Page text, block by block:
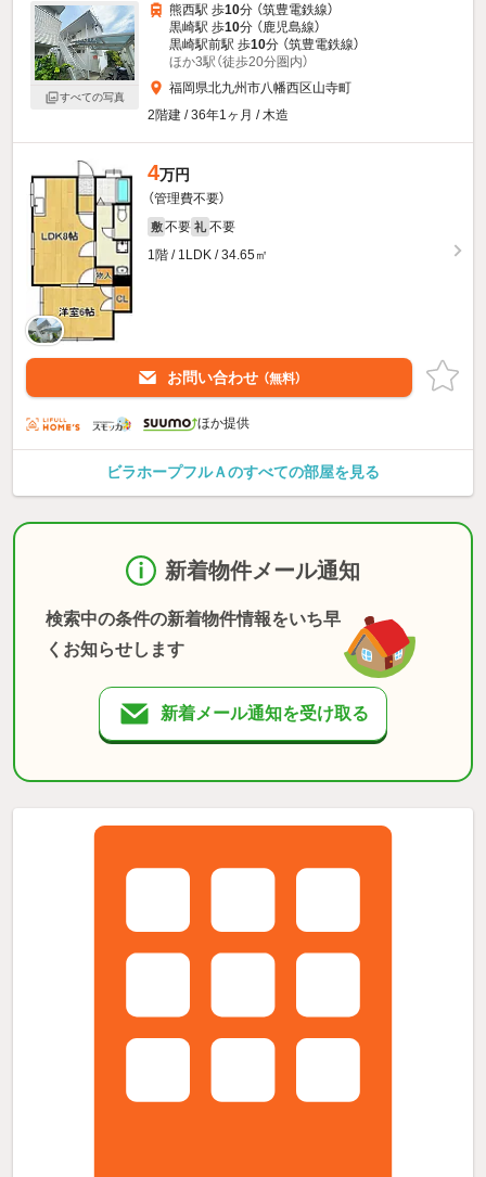
すべての写真
熊西駅 歩10分 （筑豊電鉄線）
黒崎駅 歩10分 （鹿児島線）
黒崎駅前駅 歩10分 （筑豊電鉄線）
ほか3駅（徒歩20分圏内）
福岡県北九州市八幡西区山寺町
2階建 / 36年1ヶ月 / 木造
4万円
（管理費不要）
敷 不要 礼 不要
1階 / 1LDK / 34.65㎡
お問い合わせ （無料）
ほか提供
ビラホープフルＡのすべての部屋を見る
新着物件メール通知
検索中の条件の新着物件情報をいち早
くお知らせします
新着メール通知を受け取る